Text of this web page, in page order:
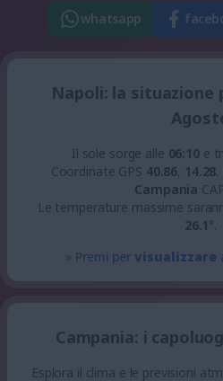
whatsapp
Napoli: la situazione
Il sole sorge alle 06:10e
Coordinate GPS 40.86, 14.28.
Campania
Le temperature massime
26.1°.
» Premi pervisualizzare
Campania: i
Esplora il clima e le previsioni